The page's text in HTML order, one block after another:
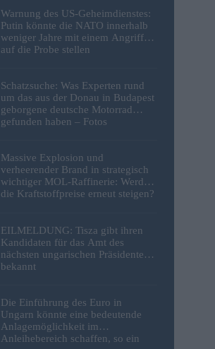
Warnung des US-Geheimdienstes:
Putin könnte die NATO innerhalb
weniger Jahre mit einem Angriff
auf die Probe stellen
Schatzsuche: Was Experten rund
um das aus der Donau in Budapest
geborgene deutsche Motorrad
gefunden haben – Fotos
Massive Explosion und
verheerender Brand in strategisch
wichtiger MOL-Raffinerie: Werden
die Kraftstoffpreise erneut steigen?
EILMELDUNG: Tisza gibt ihren
Kandidaten für das Amt des
nächsten ungarischen Präsidenten
bekannt
Die Einführung des Euro in
Ungarn könnte eine bedeutende
Anlagemöglichkeit im
Anleihebereich schaffen, so ein